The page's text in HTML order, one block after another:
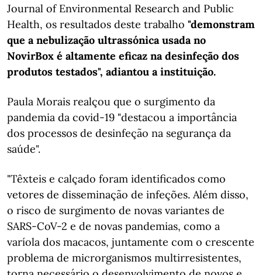
Journal of Environmental Research and Public
Health, os resultados deste trabalho "demonstram
que a nebulização ultrassónica usada no
NovirBox é altamente eficaz na desinfeção dos
produtos testados", adiantou a instituição.
Paula Morais realçou que o surgimento da
pandemia da covid-19 "destacou a importância
dos processos de desinfeção na segurança da
saúde".
"Têxteis e calçado foram identificados como
vetores de disseminação de infeções. Além disso,
o risco de surgimento de novas variantes de
SARS-CoV-2 e de novas pandemias, como a
varíola dos macacos, juntamente com o crescente
problema de microrganismos multirresistentes,